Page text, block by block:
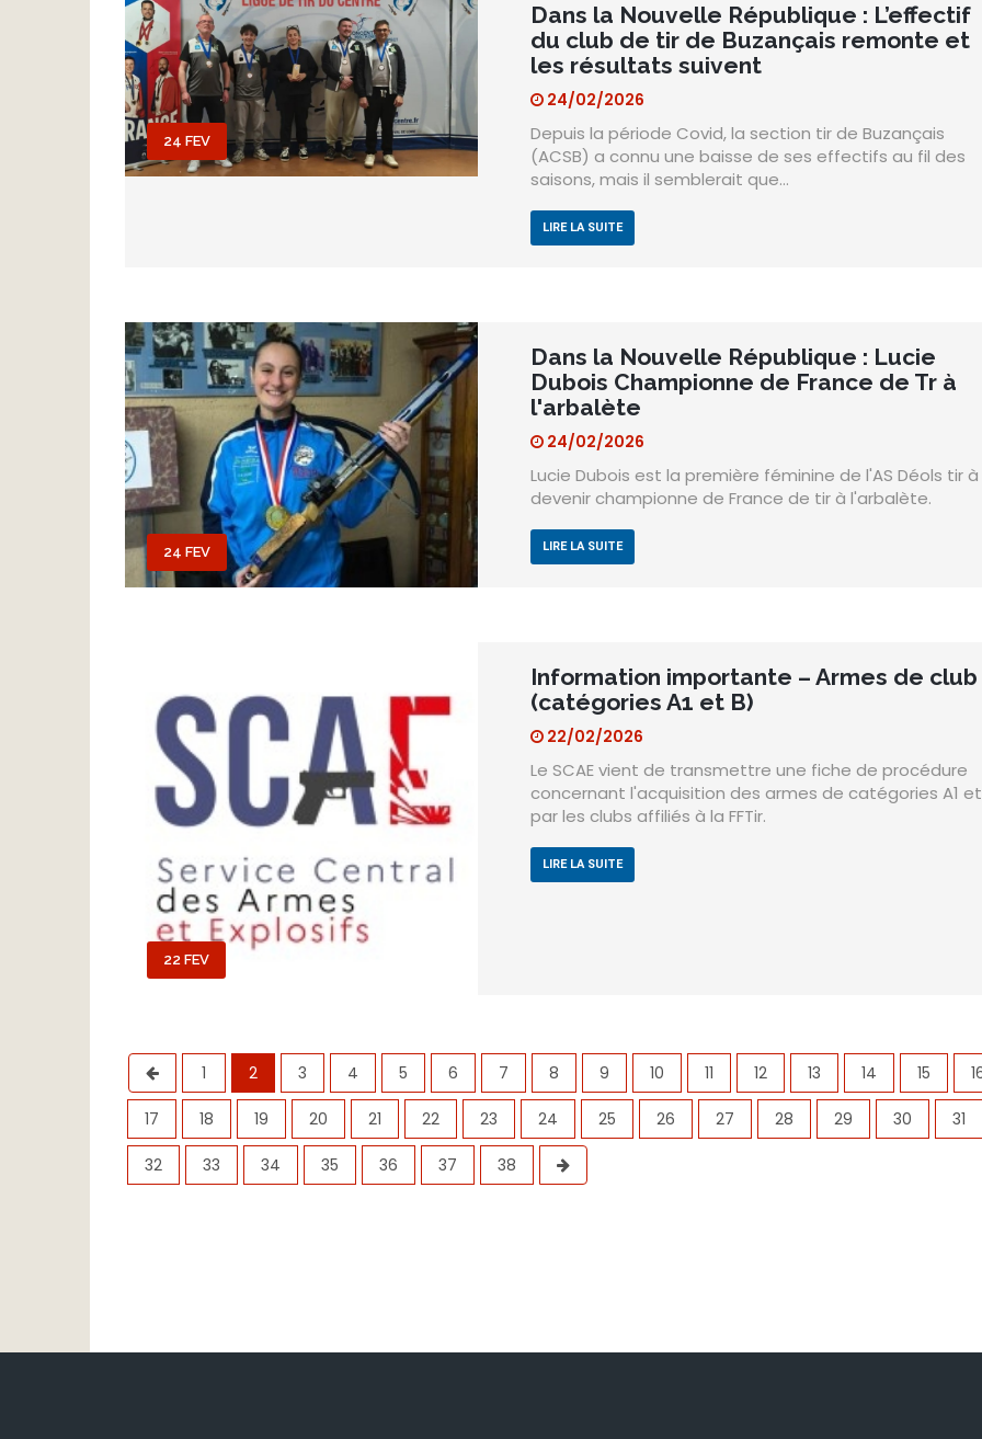
24 FEV
Dans la Nouvelle République : L’effectif
du club de tir de Buzançais remonte et
les résultats suivent
24/02/2026
Depuis la période Covid, la section tir de Buzançais
(ACSB) a connu une baisse de ses effectifs au fil des
saisons, mais il semblerait que…
LIRE LA SUITE
24 FEV
Dans la Nouvelle République : Lucie
Dubois Championne de France de Tr à
l'arbalète
24/02/2026
Lucie Dubois est la première féminine de l'AS Déols tir à
devenir championne de France de tir à l'arbalète.
LIRE LA SUITE
22 FEV
Information importante – Armes de club
(catégories A1 et B)
22/02/2026
Le SCAE vient de transmettre une fiche de procédure
concernant l'acquisition des armes de catégories A1
par les clubs affiliés à la FFTir.
LIRE LA SUITE
1 2 3 4 5 6 7 8 9 10 11 12 13 14 15
17 18 19 20 21 22 23 24 25 26 27 28 29 30 31
32 33 34 35 36 37 38